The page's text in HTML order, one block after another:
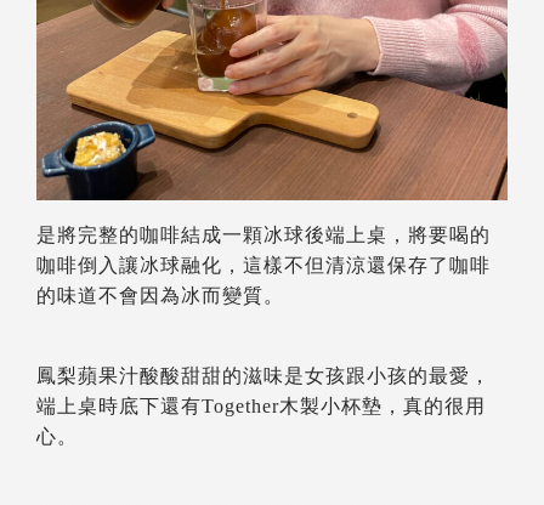
是將完整的咖啡結成一顆冰球後端上桌，將要喝的
咖啡倒入讓冰球融化，這樣不但清涼還保存了咖啡
的味道不會因為冰而變質。
鳳梨蘋果汁酸酸甜甜的滋味是女孩跟小孩的最愛，
端上桌時底下還有Together木製小杯墊，真的很用
心。